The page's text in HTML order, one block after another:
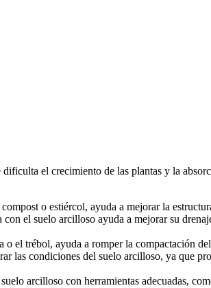
el crecimiento de las plantas y la
o estiércol, ayuda a mejorar la
el suelo arcilloso ayuda a mejorar su
o el trébol, ayuda a romper la compactación
las condiciones del suelo arcilloso, ya que
arcilloso con herramientas adecuadas,